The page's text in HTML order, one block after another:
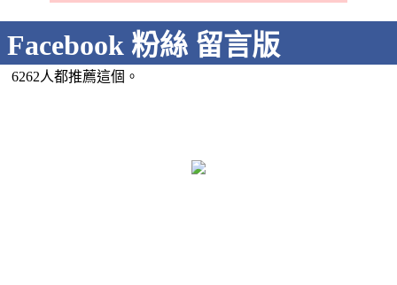
Facebook 粉絲 留言版
6262人都推薦這個。